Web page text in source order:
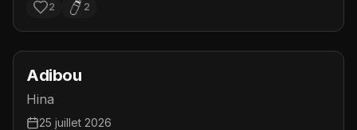
2 2
Adibou
Hina
25 juillet 2026